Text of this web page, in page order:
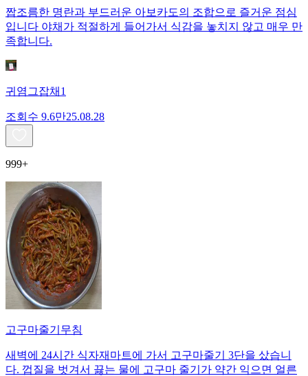
짭조름한 명란과 부드러운 아보카도의 조합으로 즐거운 점심
입니다 야채가 적절하게 들어가서 식감을 놓치지 않고 매우 만
족합니다.
귀염그잡채1
조회수 9.6만25.08.28
999+
고구마줄기무침
새벽에 24시간 식자재마트에 가서 고구마줄기 3단을 샀습니
다. 껍질을 벗겨서 끓는 물에 고구마 줄기가 약간 익으면 얼른